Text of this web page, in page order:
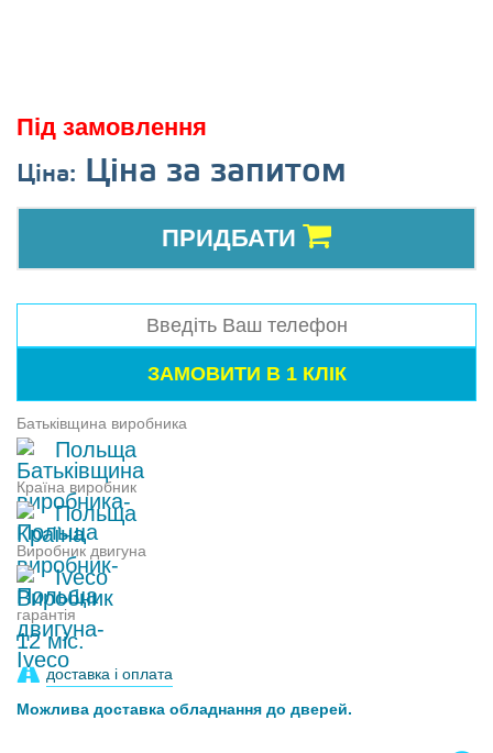
Під замовлення
Ціна: Ціна за запитом
ПРИДБАТИ
Батьківщина виробника
Польща
Країна виробник
Польща
Виробник двигуна
Iveco
гарантія
12 міс.
доставка і оплата
Можлива доставка обладнання до дверей.